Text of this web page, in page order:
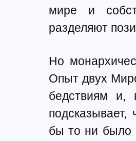
мире и
разделяют
Но
Опыт двух
бедствиям и,
бы то ни было